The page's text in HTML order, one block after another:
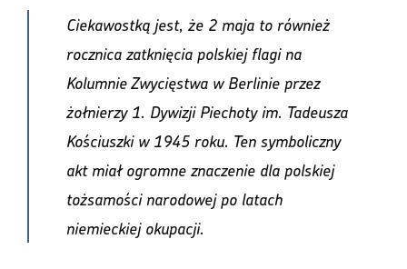
Ciekawostką jest, że 2 maja to również
rocznica zatknięcia polskiej flagi na
Kolumnie Zwycięstwa w Berlinie przez
żołnierzy 1. Dywizji Piechoty im. Tadeusza
Kościuszki w 1945 roku. Ten symboliczny
akt miał ogromne znaczenie dla polskiej
tożsamości narodowej po latach
niemieckiej okupacji.